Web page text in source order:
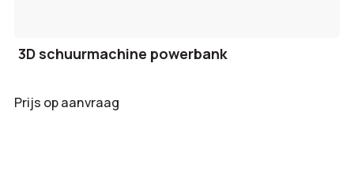
3D schuurmachine powerbank
Prijs op aanvraag